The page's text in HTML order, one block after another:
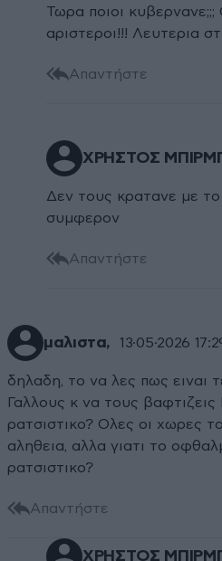
Τωρα ποιοι κυβερνανε;;;
αριστεροι!!! Λευτερια
Απαντήστε
XΡΗΣΤΟΣ
Δεν τους κρατανε με το
συμφερον
Απαντήστε
μαλιστα, 13·05·2026
δηλαδη, το να λες πως ειναι
Γαλλους κ να τους βαφτιζεις
ρατσιστικο? Ολες οι χωρες
αληθεια, αλλα γιατι το
ρατσιστικο?
Απαντήστε
XΡΗΣΤΟΣ